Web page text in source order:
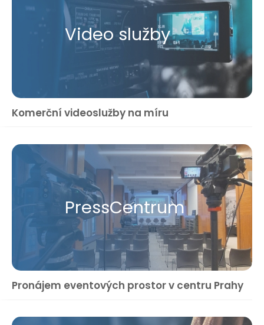
Video služby
Komerční videoslužby na míru
Press​Centrum
Pronájem eventových prostor v centru Prahy